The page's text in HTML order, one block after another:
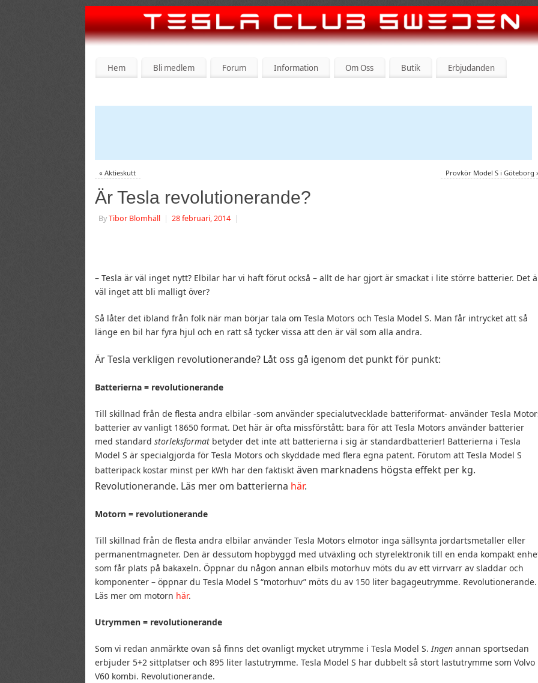
Hem Bli medlem Forum Information Om Oss Butik Erbjudanden
« Aktieskutt Provkör Model S i Göteborg
Är Tesla revolutionerande?
ByTibor Blomhäll 28 februari, 2014
– Tesla är väl inget nytt? Elbilar har vi haft förut också – allt de har gjort är smackat i lite större batterier. Det
väl inget att bli malligt över?
Så låter det ibland från folk när man börjar tala om Tesla Motors och Tesla Model S. Man får intrycket att så
länge en bil har fyra hjul och en ratt så tycker vissa att den är väl som alla andra.
Är Tesla verkligen revolutionerande? Låt oss gå igenom det punkt för punkt:
Batterierna = revolutionerande
Till skillnad från de flesta andra elbilar -som använder specialutvecklade batteriformat- använder Tesla
batterier av vanligt 18650 format. Det här är ofta missförstått: bara för att Tesla Motors använder batterier
med standard storleksformat betyder det inte att batterierna i sig är standardbatterier! Batterierna i Tesla
Model S är specialgjorda för Tesla Motors och skyddade med flera egna patent. Förutom att Tesla Model S
batteripack kostar minst per kWh har den faktiskt även marknadens högsta effekt per kg.
Revolutionerande. Läs mer om batterierna här.
Motorn = revolutionerande
Till skillnad från de flesta andra elbilar använder Tesla Motors elmotor inga sällsynta jordartsmetaller eller
permanentmagneter. Den är dessutom hopbyggd med utväxling och styrelektronik till en enda kompakt
som får plats på bakaxeln. Öppnar du någon annan elbils motorhuv möts du av ett virrvarr av sladdar och
komponenter – öppnar du Tesla Model S “motorhuv” möts du av 150 liter bagageutrymme. Revolutionerande.
Läs mer om motorn här.
Utrymmen = revolutionerande
Som vi redan anmärkte ovan så finns det ovanligt mycket utrymme i Tesla Model S.Ingen annan sportsedan
erbjuder 5+2 sittplatser och 895 liter lastutrymme. Tesla Model S har dubbelt så stort lastutrymme som Volvo
V60 kombi. Revolutionerande.